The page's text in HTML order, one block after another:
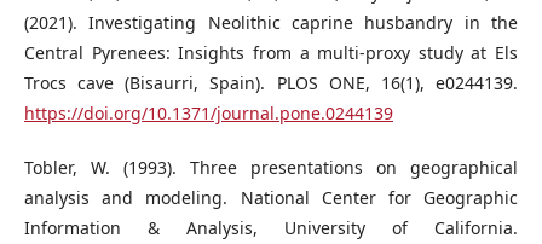
(2021). Investigating Neolithic caprine husbandry in the
Central Pyrenees: Insights from a multi-proxy study at Els
Trocs cave (Bisaurri, Spain). PLOS ONE, 16(1), e0244139.
https://doi.org/10.1371/journal.pone.0244139
Tobler, W. (1993). Three presentations on geographical
analysis and modeling. National Center for Geographic
Information & Analysis, University of California.